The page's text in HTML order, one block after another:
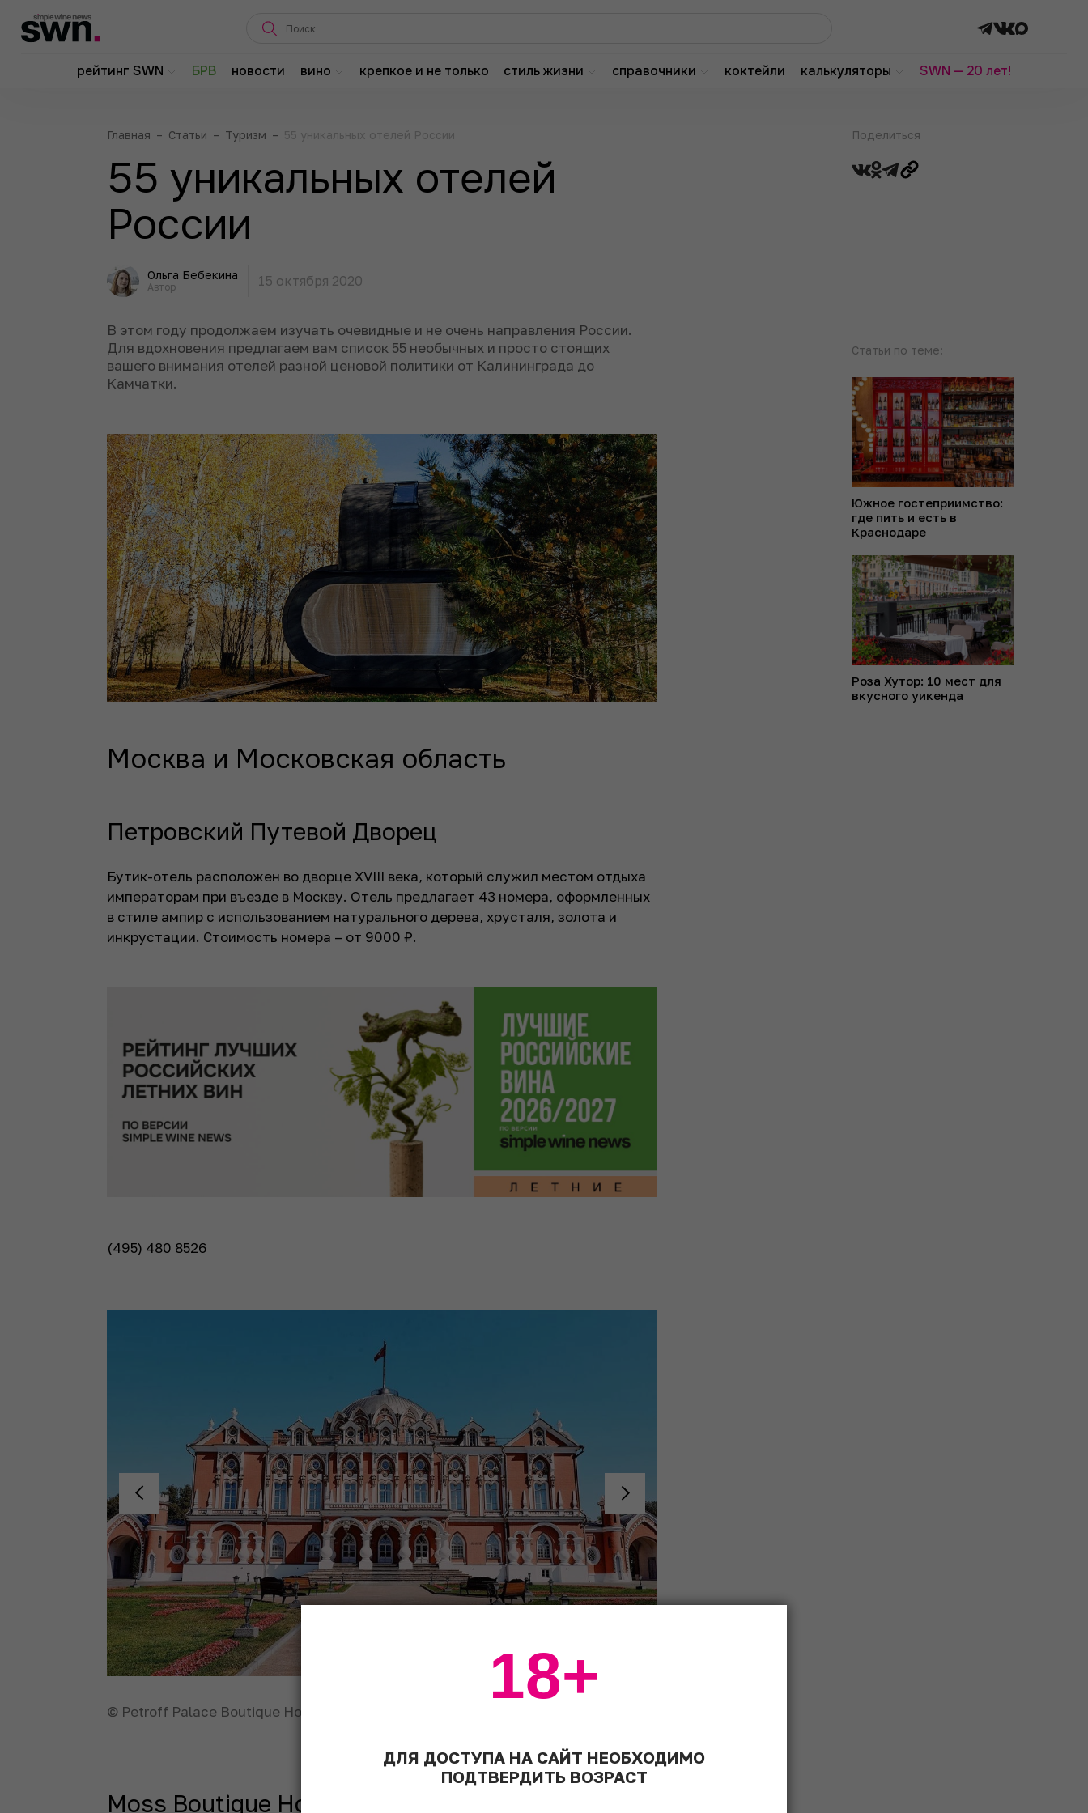
рейтинг SWN БРВ новости вино крепкое и не только стиль жизни справочники коктейли калькуляторы SWN — 20 лет!
Поделиться
Статьи по теме:
Южное гостеприимство:
где пить и есть в
Краснодаре
Роза Хутор: 10 мест для
вкусного уикенда
Главная – Статьи – Туризм – 55 уникальных отелей России
55 уникальных отелей
России
Ольга Бебекина
Автор 15 октября 2020
В этом году продолжаем изучать очевидные и не очень направления России.
Для вдохновения предлагаем вам список 55 необычных и просто стоящих
вашего внимания отелей разной ценовой политики от Калининграда до
Камчатки.
Москва и Московская область
Петровский Путевой Дворец
Бутик-отель расположен во дворце XVIII века, который служил местом отдыха
императорам при въезде в Москву. Отель предлагает 43 номера, оформленных
в стиле ампир с использованием натурального дерева, хрусталя, золота и
инкрустации. Стоимость номера – от 9000 ₽.
(495) 480 8526
© Petroff Palace Boutique Hotel
Moss Boutique Hotel
ДЛЯ ДОСТУПА НА САЙТ НЕОБХОДИМО
ПОДТВЕРДИТЬ ВОЗРАСТ
18+